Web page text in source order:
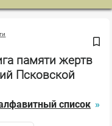
памяти жертв
Псковской
список